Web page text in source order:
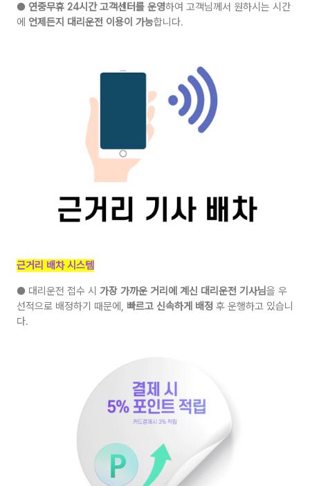
● 연중무휴 24시간 고객센터를 운영하여 고객님께서 원하시는 시간
에 언제든지 대리운전 이용이 가능합니다.
근거리 배차 시스템
● 대리운전 접수 시 가장 가까운 거리에 계신 대리운전 기사님을 우
선적으로 배정하기 때문에, 빠르고 신속하게 배정 후 운행하고 있습니
다.